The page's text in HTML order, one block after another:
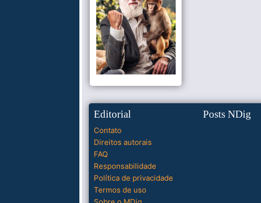
Editorial
Contato
Direitos autorais
FAQ
Responsabilidade
Política de privacidade
Termos de uso
Posts NDig